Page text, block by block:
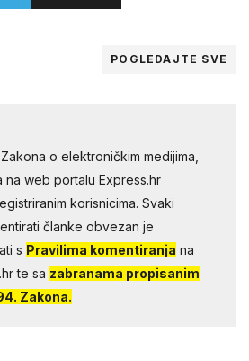
POGLEDAJTE SVE
o elektroničkim medijima,
na web portalu Express.hr
korisnicima. Svaki
članke obvezan je
s Pravilima komentiranja na
te sa zabranama propisanim
Zakona.